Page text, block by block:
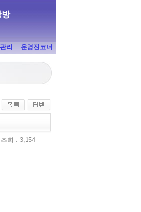
방
리 운영진코너
조회 : 3,154